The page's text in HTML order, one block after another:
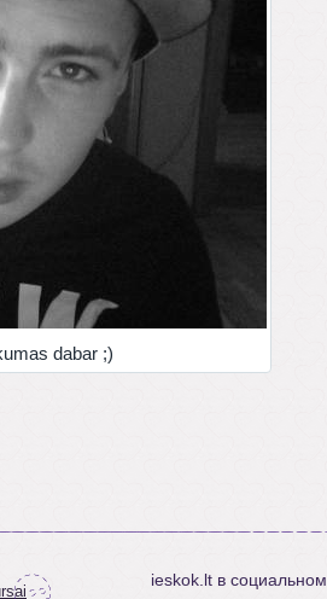
dabar ;)
ieskok.lt в социальном